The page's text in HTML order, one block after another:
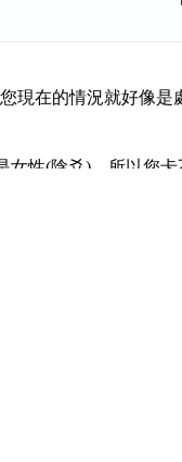
現在的情況就好像
女性(陰爻) ，所以您